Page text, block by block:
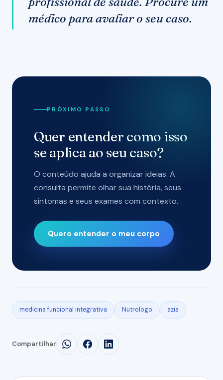
médico para avaliar o seu caso.
PRÓXIMO PASSO
Quer entender como isso
se aplica ao seu caso?
O conteúdo ajuda a organizar ideias. A
consulta permite olhar sua história, seus
sintomas e seus exames com contexto.
Quero entender o meu corpo
medicina funcional integrativa Nutrologo azia
Compartilhar